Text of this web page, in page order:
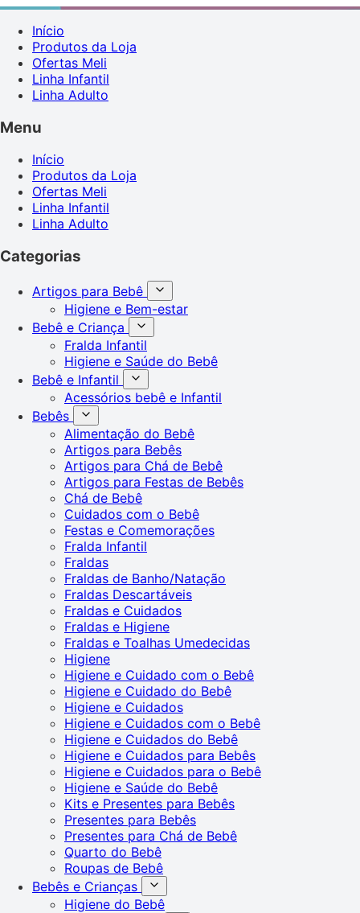
Início
Produtos da Loja
Ofertas Meli
Linha Infantil
Linha Adulto
Menu
Início
Produtos da Loja
Ofertas Meli
Linha Infantil
Linha Adulto
Categorias
Artigos para Bebê
Higiene e Bem-estar
Bebê e Criança
Fralda Infantil
Higiene e Saúde do Bebê
Bebê e Infantil
Acessórios bebê e Infantil
Bebês
Alimentação do Bebê
Artigos para Bebês
Artigos para Chá de Bebê
Artigos para Festas de Bebês
Chá de Bebê
Cuidados com o Bebê
Festas e Comemorações
Fralda Infantil
Fraldas
Fraldas de Banho/Natação
Fraldas Descartáveis
Fraldas e Cuidados
Fraldas e Higiene
Fraldas e Toalhas Umedecidas
Higiene
Higiene e Cuidado com o Bebê
Higiene e Cuidado do Bebê
Higiene e Cuidados
Higiene e Cuidados com o Bebê
Higiene e Cuidados do Bebê
Higiene e Cuidados para Bebês
Higiene e Cuidados para o Bebê
Higiene e Saúde do Bebê
Kits e Presentes para Bebês
Presentes para Bebês
Presentes para Chá de Bebê
Quarto do Bebê
Roupas de Bebê
Bebês e Crianças
Higiene do Bebê